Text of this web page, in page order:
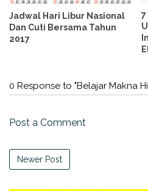
Jadwal Hari Libur Nasional
Dan Cuti Bersama Tahun
2017
0 Response to "Belajar Makna
Post a Comment
Newer Post